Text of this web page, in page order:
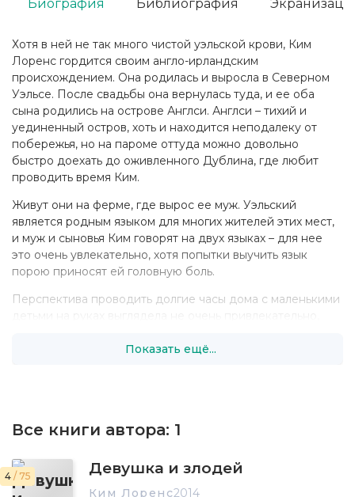
Хотя в ней не так много чистой уэльской крови, Ким
Лоренс гордится своим англо-ирландским
происхождением. Она родилась и выросла в Северном
Уэльсе. После свадьбы она вернулась туда, и ее оба
сына родились на острове Англси. Англси – тихий и
уединенный остров, хоть и находится неподалеку от
побережья, но на пароме оттуда можно довольно
быстро доехать до оживленного Дублина, где любит
проводить время Ким.
Живут они на ферме, где вырос ее муж. Уэльский
является родным языком для многих жителей этих мест,
и муж и сыновья Ким говорят на двух языках – для нее
это очень увлекательно, хотя попытки выучить язык
порою приносят ей головную боль.
Перспектива проводить долгие часы дома с маленькими
убежденного, что у нее получается все, за что она
представить, что могла бы заниматься чем-нибудь
Показать ещё...
Биография Библиография
Все книги автора: 1
4 / 75 Девушка и злодей
Ким Лоренс2014